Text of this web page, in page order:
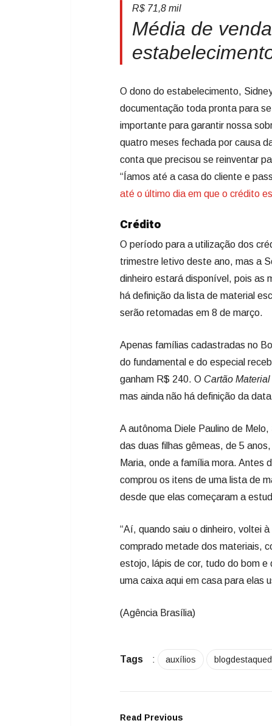
R$ 71,8 mil
Média de
O dono do estabelecimento,
documentação toda pronta para
importante para garantir nossa
quatro meses fechada por causa
conta que precisou se reinventar
“Íamos até a casa do cliente e
até o último dia em que o crédito
Crédito
O período para a utilização dos
trimestre letivo deste ano, mas a
dinheiro estará disponível, pois as
há definição da lista de material
serão retomadas em 8 de março.
Apenas famílias cadastradas no
do fundamental e do especial
ganham R$ 240. O Cartão
mas ainda não há definição da
A autônoma Diele Paulino de
das duas filhas gêmeas, de 5
Maria, onde a família mora. Antes
comprou os itens de uma lista de
desde que elas começaram a
“Aí, quando saiu o dinheiro, voltei
comprado metade dos materiais,
estojo, lápis de cor, tudo do bom e
uma caixa aqui em casa para elas
(Agência Brasília)
Tags : auxílios
Read Previous